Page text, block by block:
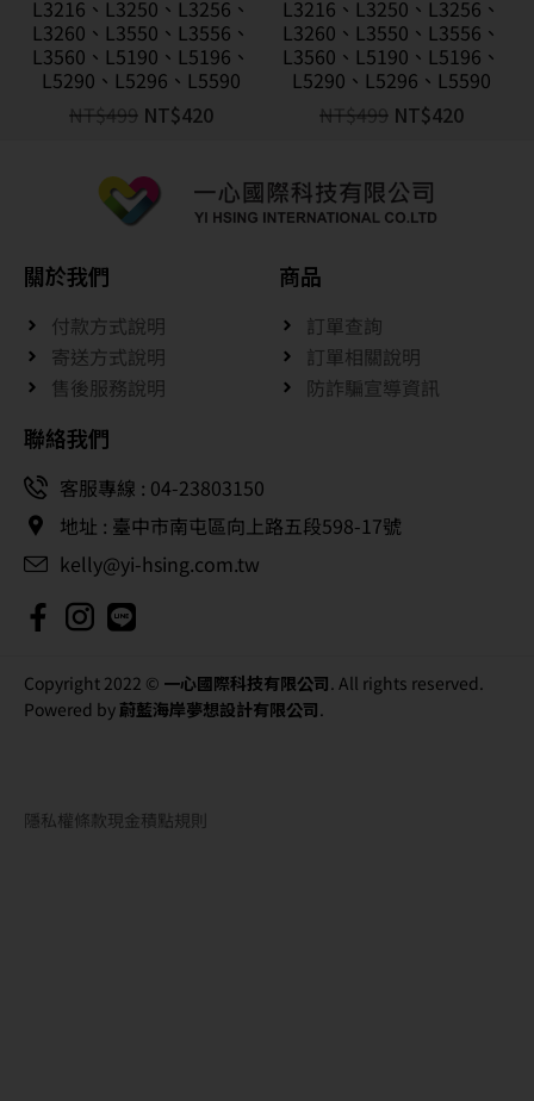
L3216、L3250、L3256、
L3260、L3550、L3556、
L3560、L5190、L5196、
L5290、L5296、L5590
NT$499 NT$420
L3216、L3250、L3256、
L3260、L3550、L3556、
L3560、L5190、L5196、
L5290、L5296、L5590
NT$499 NT$420
關於我們
付款方式說明
寄送方式說明
售後服務說明
商品
訂單查詢
訂單相關說明
防詐騙宣導資訊
聯絡我們
客服專線 : 04-23803150
地址 : 臺中市南屯區向上路五段598-17號
kelly@yi-hsing.com.tw
Copyright 2022 © 一心國際科技有限公司. All rights reserved.
Powered by 蔚藍海岸夢想設計有限公司.
隱私權條款現金積點規則